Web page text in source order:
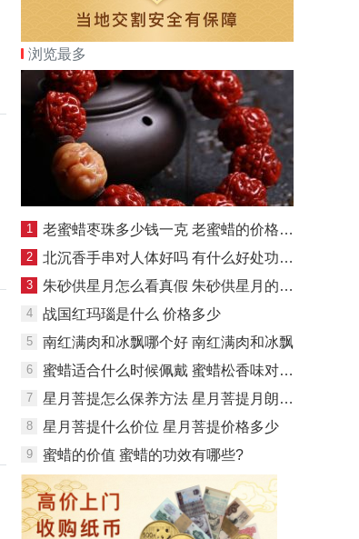
浏览最多
1 老蜜蜡枣珠多少钱一克 老蜜蜡的价格多少
2 北沉香手串对人体好吗 有什么好处功效吗
3 朱砂供星月怎么看真假 朱砂供星月的真实起源
4 战国红玛瑙是什么 价格多少
5 南红满肉和冰飘哪个好 南红满肉和冰飘
6 蜜蜡适合什么时候佩戴 蜜蜡松香味对身体好吗
7 星月菩提怎么保养方法 星月菩提月朗星稀图片
8 星月菩提什么价位 星月菩提价格多少
9 蜜蜡的价值 蜜蜡的功效有哪些?